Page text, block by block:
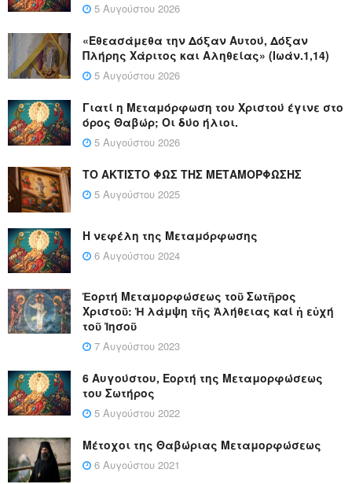
5 Αυγούστου 2026
«Εθεασάμεθα την Δόξαν Αυτού, Δόξαν
Πλήρης Χάριτος και Αληθείας» (Ιωάν.1,14)
5 Αυγούστου 2026
Γιατί η Μεταμόρφωση του Χριστού έγινε στο
όρος Θαβώρ; Οι δύο ήλιοι.
5 Αυγούστου 2026
ΤΟ ΑΚΤΙΣΤΟ ΦΩΣ ΤΗΣ ΜΕΤΑΜΟΡΦΩΣΗΣ
5 Αυγούστου 2025
Η νεφέλη της Μεταμόρφωσης
6 Αυγούστου 2024
Ἑορτή Μεταμορφώσεως τοῦ Σωτῆρος
Χριστοῦ: Ἡ λάμψη τῆς Ἀλήθειας καί ἡ εὐχή
τοῦ Ἰησοῦ
7 Αυγούστου 2023
6 Αυγούστου, Εορτή της Μεταμορφώσεως
του Σωτήρος
5 Αυγούστου 2022
Μέτοχοι της Θαβώριας Μεταμορφώσεως
6 Αυγούστου 2021